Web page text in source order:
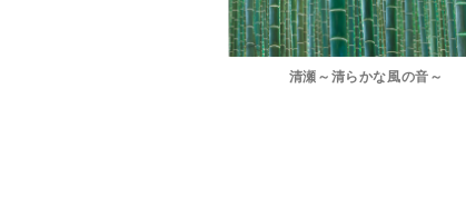
清瀬～清らかな風の音～